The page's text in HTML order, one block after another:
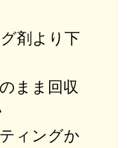
剤より下
まま回収
ィングか